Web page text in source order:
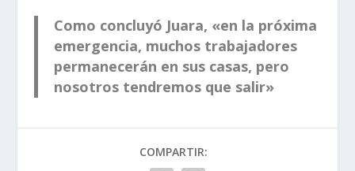
Como concluyó Juara, «en la próxima
emergencia, muchos trabajadores
permanecerán en sus casas, pero
nosotros tendremos que salir»
COMPARTIR: